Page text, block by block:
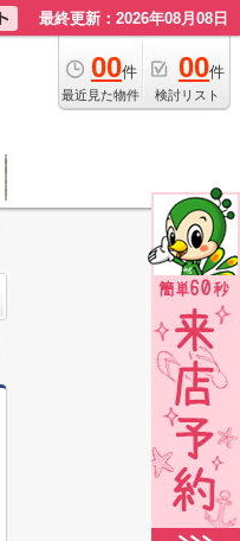
最終更新：2026年08月08日
00件
最近見た物件
00件
検討リスト